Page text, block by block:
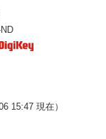
15:47 現在）